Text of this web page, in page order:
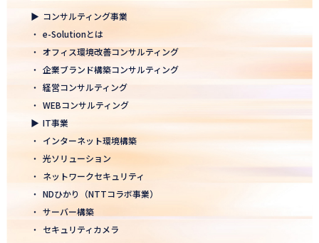
2026.01.26
知覧幹部研修に行って参りました
2026年 新年のご挨拶
2025.12.26
一年の感謝を込めて、大掃除を行いました！ ～年末のご挨拶～
2025.12.12
年末年始休業のお知らせ
▶ コンサルティング事業
・ e-Solutionとは
・ オフィス環境改善コンサルティング
・ 企業ブランド構築コンサルティング
・ 経営コンサルティング
・ WEBコンサルティング
▶ IT事業
・ インターネット環境構築
・ 光ソリューション
・ ネットワークセキュリティ
・ NDひかり（NTTコラボ事業）
・ サーバー構築
・ セキュリティカメラ